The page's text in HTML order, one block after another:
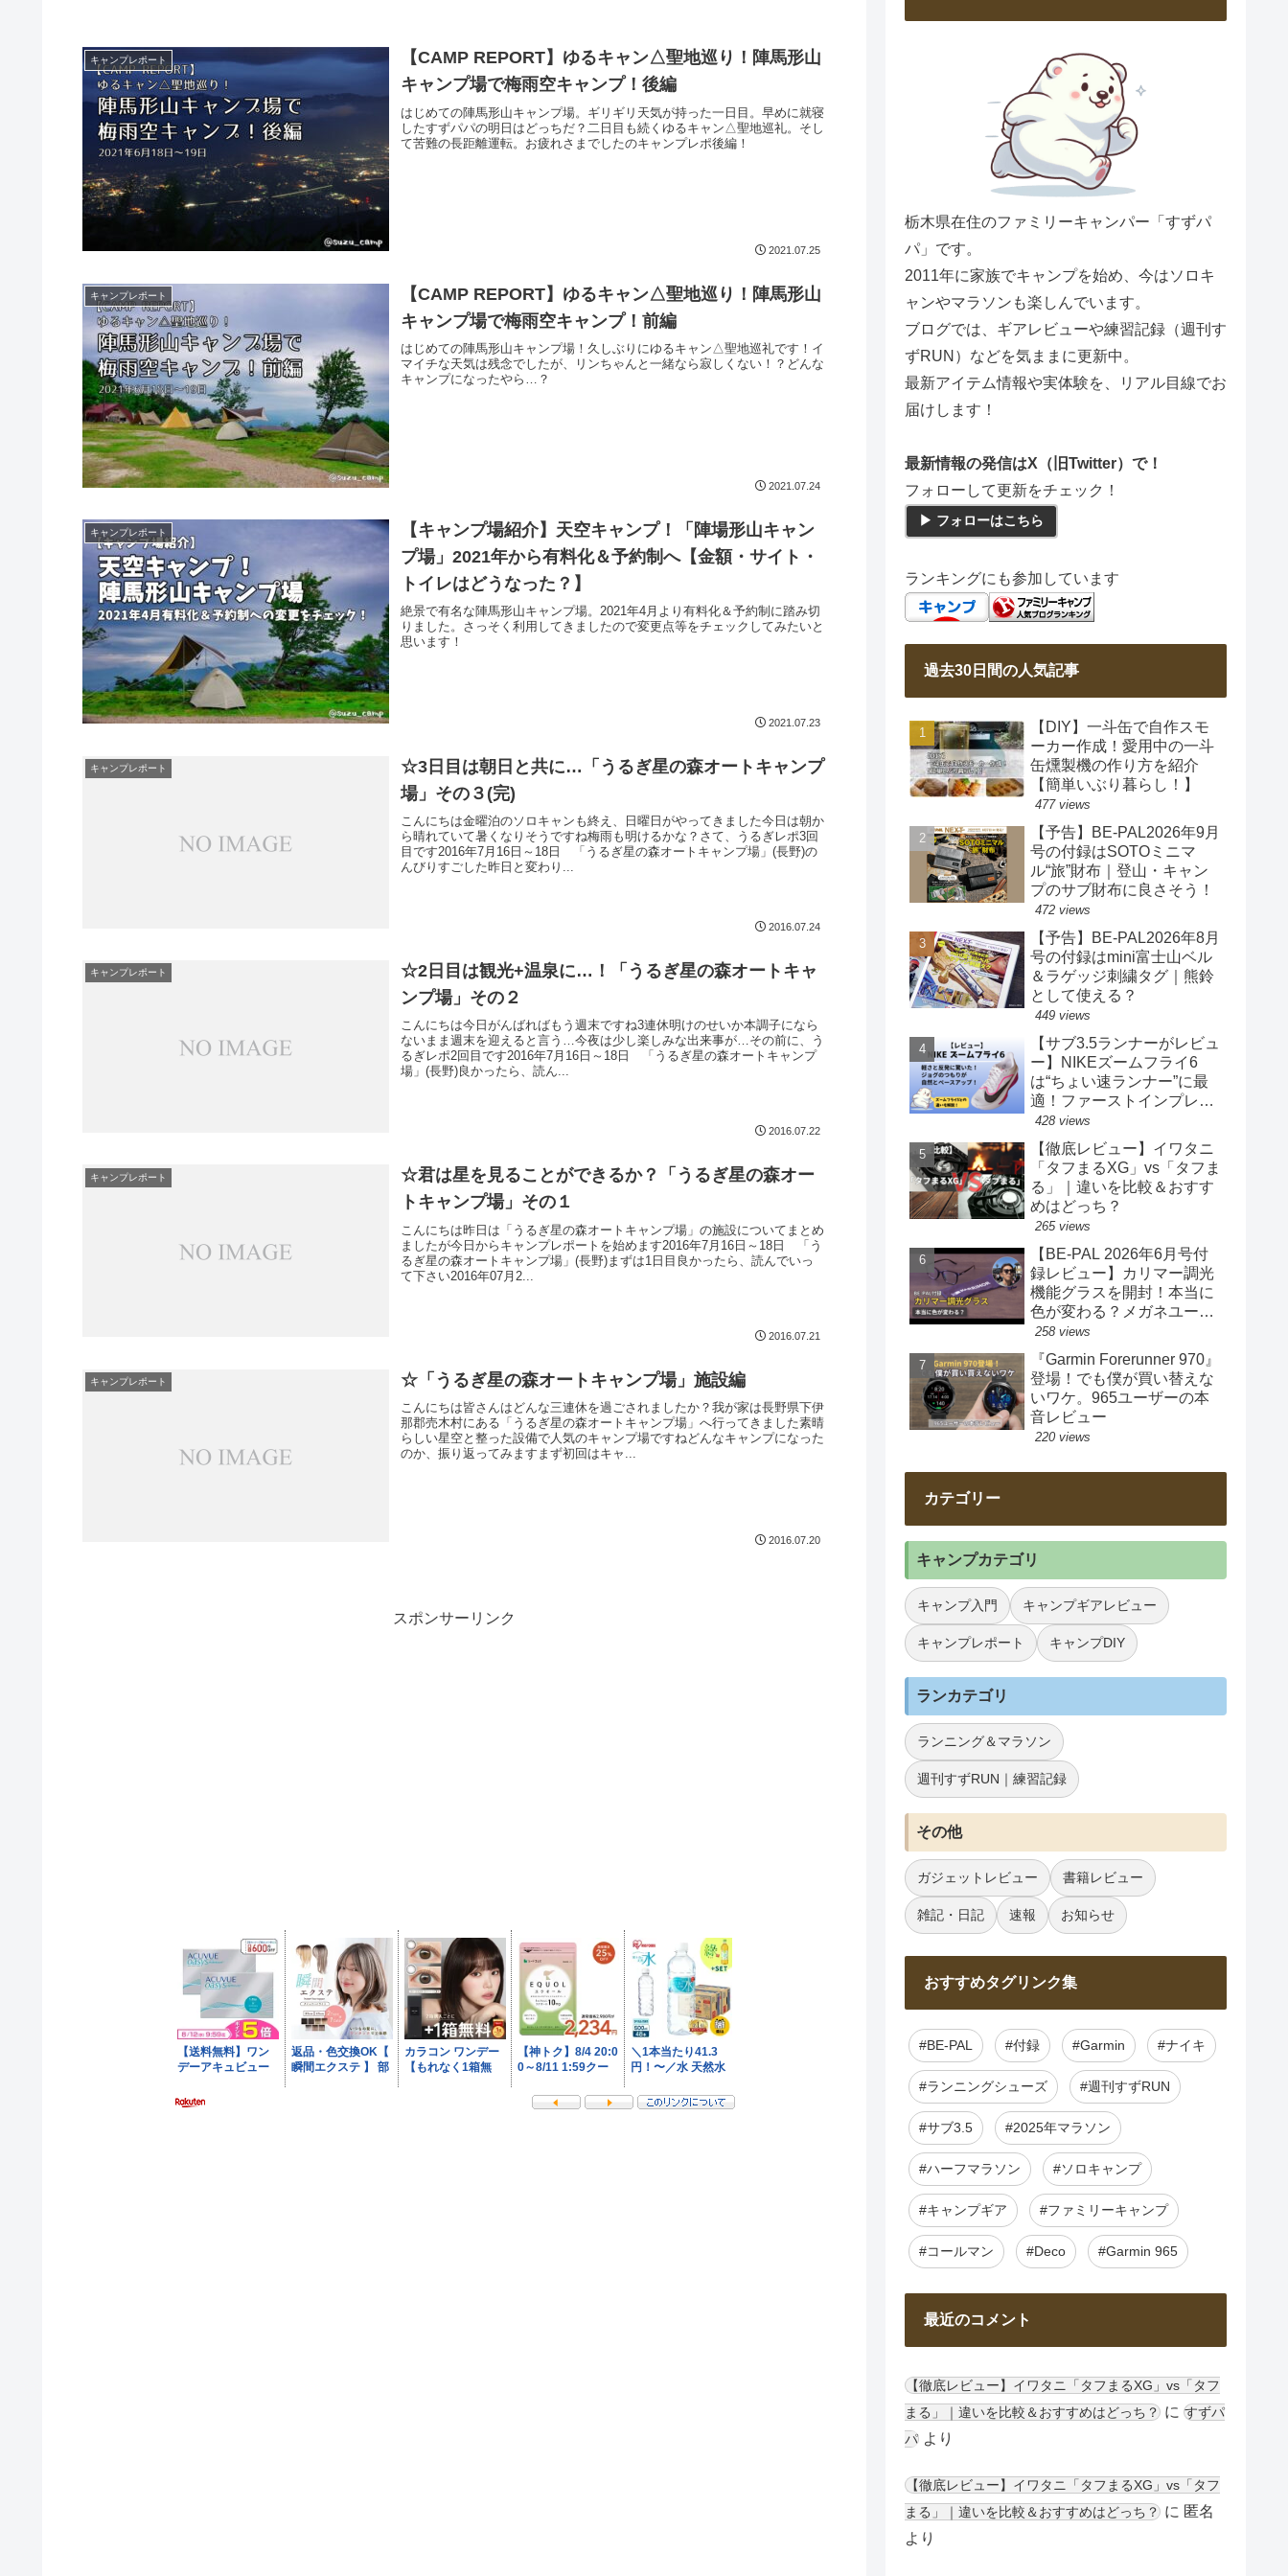
キャンプレポート
【CAMP REPORT】ゆるキャン△聖地巡り！陣馬形山
キャンプ場で梅雨空キャンプ！後編
はじめての陣馬形山キャンプ場。ギリギリ天気が持った一日目。早めに就寝
したすずパパの明日はどっちだ？二日目も続くゆるキャン△聖地巡礼。そし
て苦難の長距離運転。お疲れさまでしたのキャンプレポ後編！
2021.07.25
キャンプレポート
【CAMP REPORT】ゆるキャン△聖地巡り！陣馬形山
キャンプ場で梅雨空キャンプ！前編
はじめての陣馬形山キャンプ場！久しぶりにゆるキャン△聖地巡礼です！イ
マイチな天気は残念でしたが、リンちゃんと一緒なら寂しくない！？どんな
キャンプになったやら…？
2021.07.24
キャンプレポート
【キャンプ場紹介】天空キャンプ！「陣場形山キャン
プ場」2021年から有料化＆予約制へ【金額・サイト・
トイレはどうなった？】
絶景で有名な陣馬形山キャンプ場。2021年4月より有料化＆予約制に踏み切
りました。さっそく利用してきましたので変更点等をチェックしてみたいと
思います！
2021.07.23
キャンプレポート
☆3日目は朝日と共に…「うるぎ星の森オートキャンプ
場」その３(完)
こんにちは金曜泊のソロキャンも終え、日曜日がやってきました今日は朝か
ら晴れていて暑くなりそうですね梅雨も明けるかな？さて、うるぎレポ3回
目です2016年7月16日～18日 「うるぎ星の森オートキャンプ場」(長野)の
んびりすごした昨日と変わり...
2016.07.24
キャンプレポート
☆2日目は観光+温泉に…！「うるぎ星の森オートキャ
ンプ場」その２
こんにちは今日がんばればもう週末ですね3連休明けのせいか本調子になら
ないまま週末を迎えると言う…今夜は少し楽しみな出来事が…その前に、う
るぎレポ2回目です2016年7月16日～18日 「うるぎ星の森オートキャンプ
場」(長野)良かったら、読ん...
2016.07.22
キャンプレポート
☆君は星を見ることができるか？「うるぎ星の森オー
トキャンプ場」その１
こんにちは昨日は「うるぎ星の森オートキャンプ場」の施設についてまとめ
ましたが今日からキャンプレポートを始めます2016年7月16日～18日 「う
るぎ星の森オートキャンプ場」(長野)まずは1日目良かったら、読んでいっ
て下さい2016年07月2...
2016.07.21
キャンプレポート ☆「うるぎ星の森オートキャンプ場」施設編
こんにちは皆さんはどんな三連休を過ごされましたか？我が家は長野県下伊
那郡売木村にある「うるぎ星の森オートキャンプ場」へ行ってきました素晴
らしい星空と整った設備で人気のキャンプ場ですねどんなキャンプになった
のか、振り返ってみますまず初回はキャ...
2016.07.20
スポンサーリンク
栃木県在住のファミリーキャンパー「すずパ
パ」です。
2011年に家族でキャンプを始め、今はソロキ
ャンやマラソンも楽しんでいます。
ブログでは、ギアレビューや練習記録（週刊す
ずRUN）などを気ままに更新中。
最新アイテム情報や実体験を、リアル目線でお
届けします！
最新情報の発信はX（旧Twitter）で！
フォローして更新をチェック！
▶ フォローはこちら
ランキングにも参加しています
過去30日間の人気記事
【DIY】一斗缶で自作スモ
ーカー作成！愛用中の一斗
缶燻製機の作り方を紹介
【簡単いぶり暮らし！】
477 views
【予告】BE-PAL2026年9月
号の付録はSOTOミニマ
ル“旅”財布｜登山・キャン
プのサブ財布に良さそう！
472 views
【予告】BE-PAL2026年8月
号の付録はmini富士山ベル
＆ラゲッジ刺繍タグ｜熊鈴
として使える？
449 views
【サブ3.5ランナーがレビュ
ー】NIKEズームフライ6
は“ちょい速ランナー”に最
適！ファーストインプレッ
ションまとめ
428 views
【徹底レビュー】イワタニ
「タフまるXG」vs「タフま
る」｜違いを比較＆おすす
めはどっち？
265 views
【BE-PAL 2026年6月号付
録レビュー】カリマー調光
機能グラスを開封！本当に
色が変わる？メガネユーザ
ー目線で正直チェック
258 views
『Garmin Forerunner 970』
登場！でも僕が買い替えな
いワケ。965ユーザーの本
音レビュー
220 views
カテゴリー
キャンプカテゴリ
キャンプ入門 キャンプギアレビュー
キャンプレポート キャンプDIY
ランカテゴリ
ランニング＆マラソン
週刊すずRUN｜練習記録
その他
ガジェットレビュー 書籍レビュー
雑記・日記 速報 お知らせ
おすすめタグリンク集
#BE-PAL #付録 #Garmin #ナイキ
#ランニングシューズ #週刊すずRUN
#サブ3.5 #2025年マラソン
#ハーフマラソン #ソロキャンプ
#キャンプギア #ファミリーキャンプ
#コールマン #Deco #Garmin 965
最近のコメント
【徹底レビュー】イワタニ「タフまるXG」vs「タフ
まる」｜違いを比較＆おすすめはどっち？ に すずパ
パ より
【徹底レビュー】イワタニ「タフまるXG」vs「タフ
まる」｜違いを比較＆おすすめはどっち？ に 匿名
より